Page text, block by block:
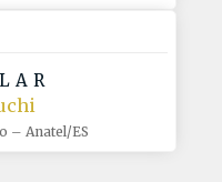
– Anatel/ES